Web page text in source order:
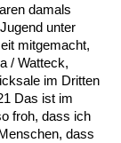
damals
unter
mitgemacht,
/ Watteck,
im Dritten
Das ist im
froh, dass ich
dass